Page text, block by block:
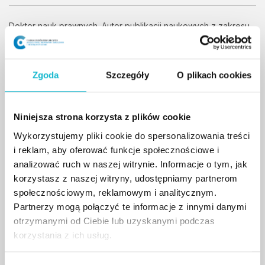
Zgoda Szczegóły O plikach cookies
Niniejsza strona korzysta z plików cookie
Wykorzystujemy pliki cookie do spersonalizowania treści
i reklam, aby oferować funkcje społecznościowe i
analizować ruch w naszej witrynie. Informacje o tym, jak
korzystasz z naszej witryny, udostępniamy partnerom
społecznościowym, reklamowym i analitycznym.
Partnerzy mogą połączyć te informacje z innymi danymi
otrzymanymi od Ciebie lub uzyskanymi podczas
korzystania z ich usług.
Doktor nauk prawnych. Autor publikacji naukowych z zakresu
prawa podatkowego. Jego zainteresowania koncentrują się na
KADRA / TRENERZY
dr Marcin
Rymaszewski
Prawnik, od 2004 r. doradca podatkowy,
współwłaściciel kancelarii. Prawem podatkowym
zajmuje się od 1999 r. Wykładowca akademicki.
Członek Państwowej Komisji Egzaminacyjnego
ds. Doradztwa Podatkowego w latach 2010 –